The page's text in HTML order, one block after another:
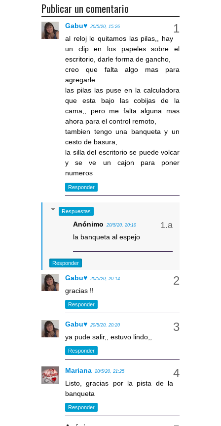
Publicar un comentario
Gabu♥ 20/5/20, 15:26
al reloj le quitamos las pilas,, hay
un clip en los papeles sobre el
escritorio, darle forma de gancho,
creo que falta algo mas para
agregarle
las pilas las puse en la calculadora
que esta bajo las cobijas de la
cama,, pero me falta alguna mas
ahora para el control remoto,
tambien tengo una banqueta y un
cesto de basura,
la silla del escritorio se puede volcar
y se ve un cajon para poner
numeros
Responder
Respuestas
Anónimo 20/5/20, 20:10
la banqueta al espejo
Responder
Gabu♥ 20/5/20, 20:14
gracias !!
Responder
Gabu♥ 20/5/20, 20:20
ya pude salir,, estuvo lindo,,
Responder
Mariana 20/5/20, 21:25
Listo, gracias por la pista de la
banqueta
Responder